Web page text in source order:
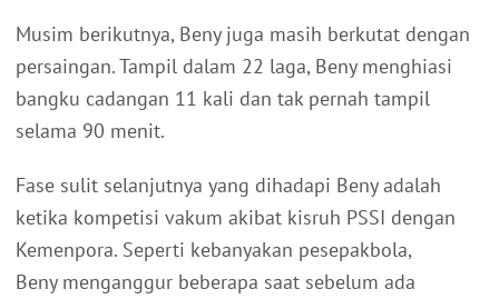
Musim berikutnya, Beny juga masih berkutat dengan
persaingan. Tampil dalam 22 laga, Beny menghiasi
bangku cadangan 11 kali dan tak pernah tampil
selama 90 menit.
Fase sulit selanjutnya yang dihadapi Beny adalah
ketika kompetisi vakum akibat kisruh PSSI dengan
Kemenpora. Seperti kebanyakan pesepakbola,
Beny menganggur beberapa saat sebelum ada